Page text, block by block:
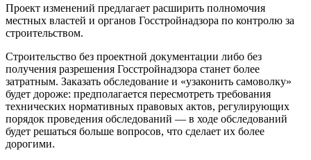
Проект изменений предлагает расширить полномочия
местных властей и органов Госстройнадзора по контролю за
строительством.
Строительство без проектной документации либо без
получения разрешения Госстройнадзора станет более
затратным. Заказать обследование и «узаконить самоволку»
будет дороже: предполагается пересмотреть требования
технических нормативных правовых актов, регулирующих
порядок проведения обследований — в ходе обследований
будет решаться больше вопросов, что сделает их более
дорогими.